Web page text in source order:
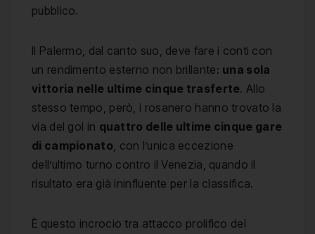
pubblico.
Il Palermo, dal canto suo, deve fare i conti con
un rendimento esterno non brillante: una sola
vittoria nelle ultime cinque trasferte. Allo
stesso tempo, però, i rosanero hanno trovato la
via del gol in quattro delle ultime cinque gare
di campionato , con l’unica eccezione
dell’ultimo turno contro il Venezia, quando il
risultato era già ininfluente per la classifica.
È questo incrocio tra attacco prolifico del